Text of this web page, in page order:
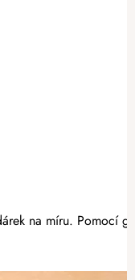
na míru. Pomocí